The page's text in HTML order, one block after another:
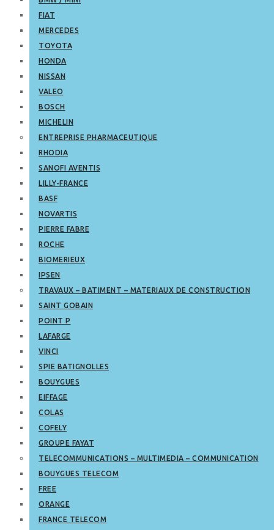
FIAT
MERCEDES
TOYOTA
HONDA
NISSAN
VALEO
BOSCH
MICHELIN
ENTREPRISE PHARMACEUTIQUE
RHODIA
SANOFI AVENTIS
LILLY-FRANCE
BASF
NOVARTIS
PIERRE FABRE
ROCHE
BIOMERIEUX
IPSEN
TRAVAUX – BATIMENT – MATERIAUX DE CONSTRUCTION
SAINT GOBAIN
POINT P
LAFARGE
VINCI
SPIE BATIGNOLLES
BOUYGUES
EIFFAGE
COLAS
COFELY
GROUPE FAYAT
TELECOMMUNICATIONS – MULTIMEDIA – COMMUNICATION
BOUYGUES TELECOM
FREE
ORANGE
FRANCE TELECOM